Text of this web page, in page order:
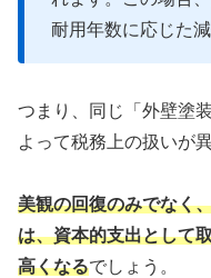
耐用年数に応じた
つまり、同じ「外壁塗
よって税務上の扱いが
美観の回復のみでなく
は、資本的支出として
高くなるでしょう。